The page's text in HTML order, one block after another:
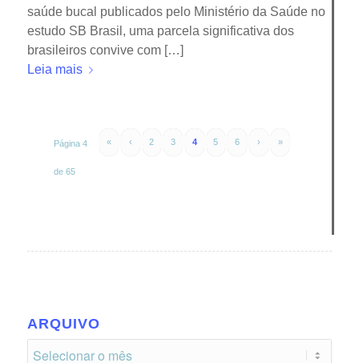
saúde bucal publicados pelo Ministério da Saúde no
estudo SB Brasil, uma parcela significativa dos
brasileiros convive com […]
Leia mais
Página 4
de 65
« ‹ 2 3 4 5 6 › »
ARQUIVO